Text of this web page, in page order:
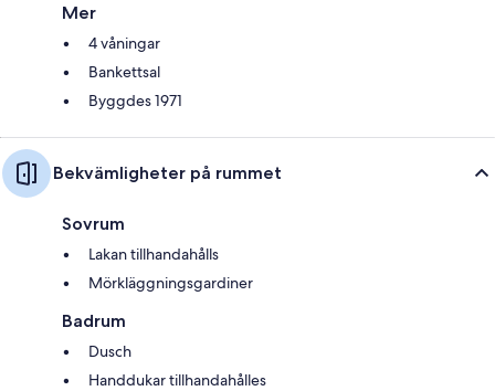
Mer
4 våningar
Bankettsal
Byggdes 1971
Bekvämligheter på rummet
Sovrum
Lakan tillhandahålls
Mörkläggningsgardiner
Badrum
Dusch
Handdukar tillhandahålles